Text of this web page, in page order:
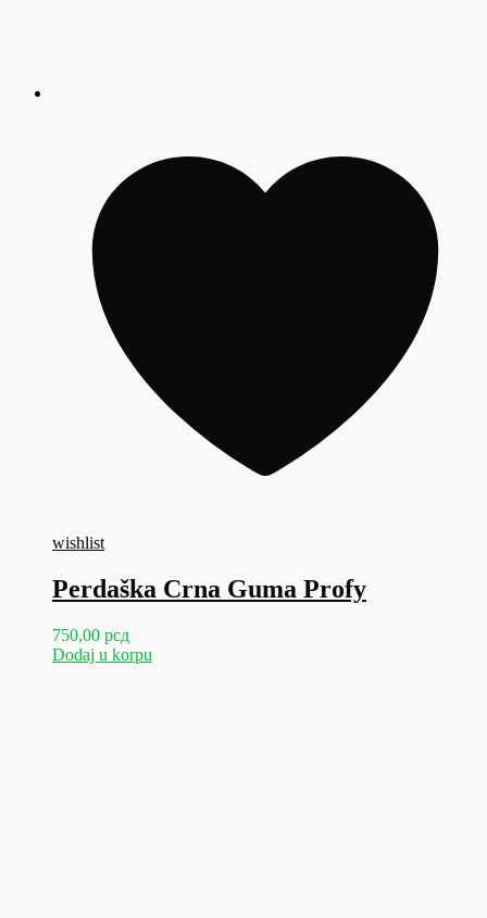
wishlist
Perdaška Crna Guma Profy
750,00 рсд
Dodaj u korpu